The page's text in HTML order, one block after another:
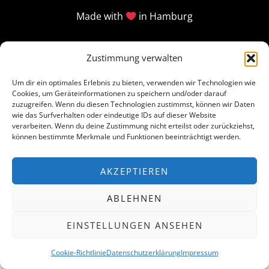
Zustimmung verwalten
Um dir ein optimales Erlebnis zu bieten, verwenden wir Technologien wie
Cookies, um Geräteinformationen zu speichern und/oder darauf
zuzugreifen. Wenn du diesen Technologien zustimmst, können wir Daten
wie das Surfverhalten oder eindeutige IDs auf dieser Website
verarbeiten. Wenn du deine Zustimmung nicht erteilst oder zurückziehst,
können bestimmte Merkmale und Funktionen beeinträchtigt werden.
AKZEPTIEREN
ABLEHNEN
EINSTELLUNGEN ANSEHEN
Cookie-RichtlinieDatenschutzerklärungImpressum
Made with in Hamburg